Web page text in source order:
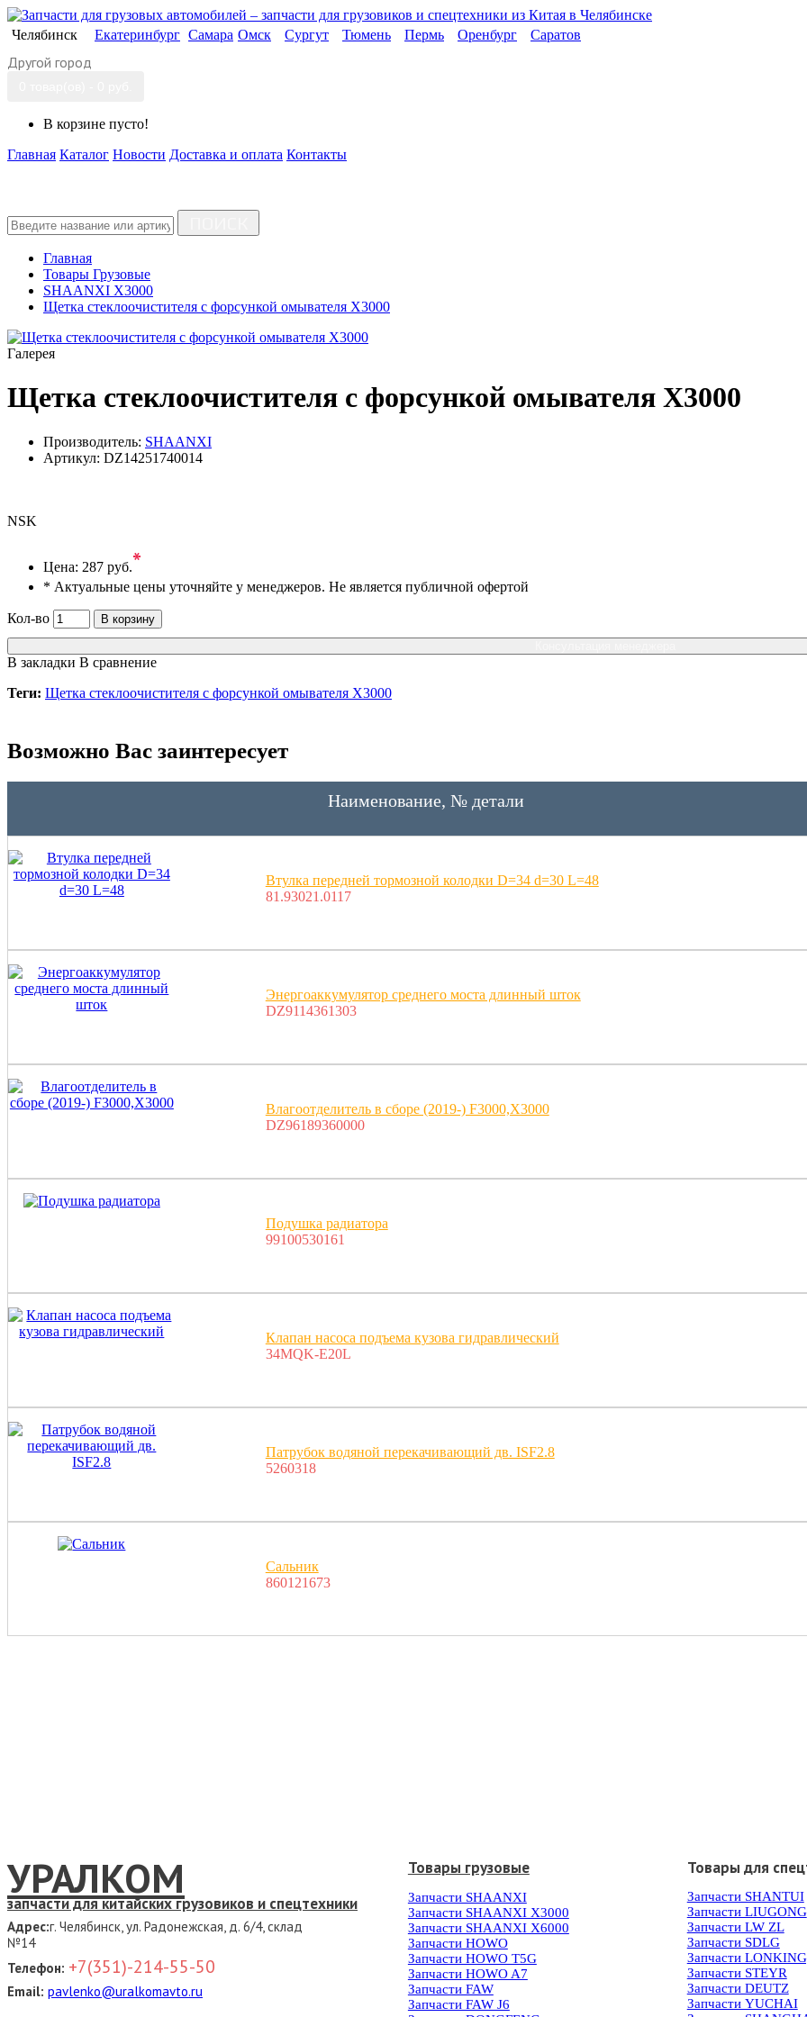
Челябинск Екатеринбург Самара Омск Сургут Тюмень Пермь Оренбург Саратов
Другой город
В корзине пусто!
Главная Каталог Новости Доставка и оплата Контакты
Главная
Товары Грузовые
SHAANXI X3000
Щетка стеклоочистителя с форсункой омывателя X3000
Галерея
Щетка стеклоочистителя с форсункой омывателя X3000
Производитель: SHAANXI
Артикул: DZ14251740014
NSK
Цена: 287 руб.*
* Актуальные цены уточняйте у менеджеров. Не является публичной офертой
Кол-во
В корзину
В закладки В сравнение
Теги: Щетка стеклоочистителя с форсункой омывателя X3000
Возможно Вас заинтересует
Наименование, № детали
Втулка передней тормозной колодки D=34 d=30 L=48
81.93021.0117
Энергоаккумулятор среднего моста длинный шток
DZ9114361303
Влагоотделитель в сборе (2019-) F3000,X3000
DZ96189360000
Подушка радиатора
99100530161
Клапан насоса подъема кузова гидравлический
34MQK-E20L
Патрубок водяной перекачивающий дв. ISF2.8
5260318
Сальник
860121673
УРАЛКОМ
запчасти для китайских грузовиков и спецтехники
Адрес:г. Челябинск, ул. Радонежская, д. 6/4, склад
№14
Телефон: +7(351)-214-55-50
Email: pavlenko@uralkomavto.ru
Товары грузовые
Запчасти SHAANXI
Запчасти SHAANXI X3000
Запчасти SHAANXI X6000
Запчасти HOWO
Запчасти HOWO T5G
Запчасти HOWO A7
Запчасти FAW
Запчасти FAW J6
Товары для
Запчасти SHANTUI
Запчасти LIUGONG
Запчасти LW ZL
Запчасти SDLG
Запчасти
Запчасти STEYR
Запчасти DEUTZ
Запчасти YUCHAI